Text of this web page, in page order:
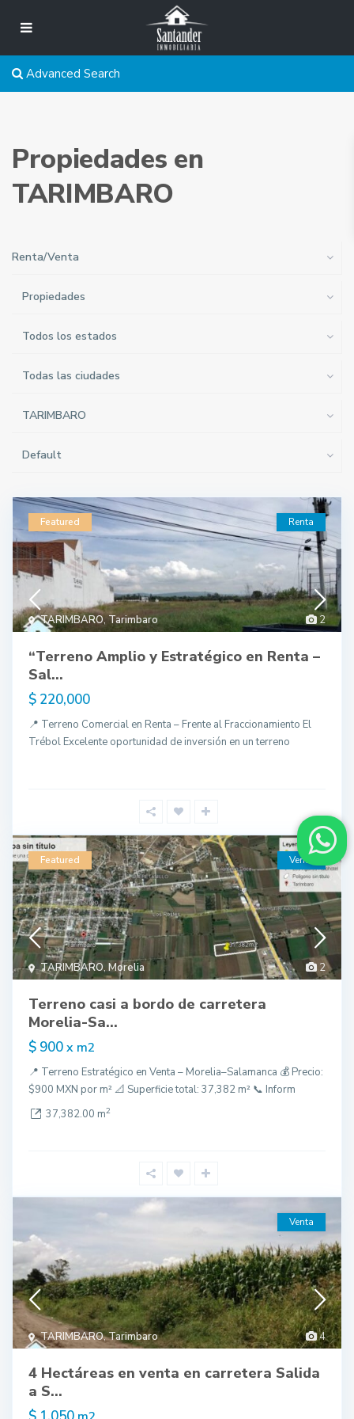
Advanced Search
Propiedades en
TARIMBARO
Renta/Venta
Propiedades
Todos los estados
Todas las ciudades
TARIMBARO
Default
2
TARIMBARO,Tarimbaro
Featured Renta
“Terreno Amplio y Estratégico en Renta –
Sal...
$ 220,000
📍 Terreno Comercial en Renta – Frente al Fraccionamiento El
Trébol Excelente oportunidad de inversión en un terreno
2
TARIMBARO, Morelia
Featured Venta
Terreno casi a bordo de carretera
Morelia-Sa...
$ 900x m2
📍 Terreno Estratégico en Venta – Morelia–Salamanca 💰 Precio:
$900 MXN por m² 📐 Superficie total: 37,382 m² 📞 Inform
37,382.00 m2
4
TARIMBARO,Tarimbaro
Venta
4 Hectáreas en venta en carretera Salida
a S...